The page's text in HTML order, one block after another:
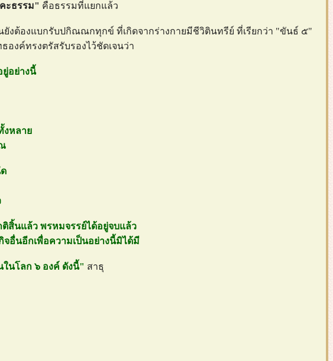
ะธรรม" คือธรรมที่แยกแล้ว
งต้องแบกรับปกิณณกทุกข์ ที่เกิดจากร่างกายมีชีวิตินทรีย์ ที่เรียกว่า "ขันธ์ ๕"
งค์ทรงตรัสรับรองไว้ชัดเจนว่า
ยู่อย่างนี้
งหลา
สิ้นแล้ว พรหมจรรย์ได้อยู่จบแล้ว
จอื่นอีกเพื่อความเป็นอย่างนี้มิได้มี
นโลก ๖ องค์ ดังนี้" สาธุ